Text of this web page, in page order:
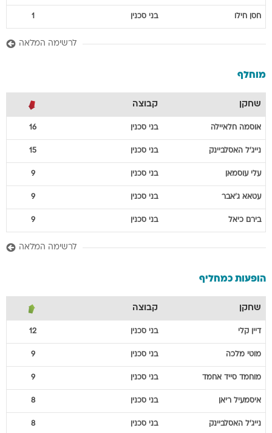
חסן חילו בני סכנין 1
לרשימה המלאה
מוחלף
שחקן קבוצה
אוסמה חלאיילה בני סכנין 16
נייג'ל האסלביינק בני סכנין 15
עלי עוסמאן בני סכנין 9
עטאא ג'אבר בני סכנין 9
בירם כיאל בני סכנין 9
לרשימה המלאה
הופעות כמחליף
שחקן קבוצה
דיין קלי בני סכנין 12
מוטי מלכה בני סכנין 9
מוחמד סייד אחמד בני סכנין 9
איסמעיל ריאן בני סכנין 8
נייג'ל האסלביינק בני סכנין 8